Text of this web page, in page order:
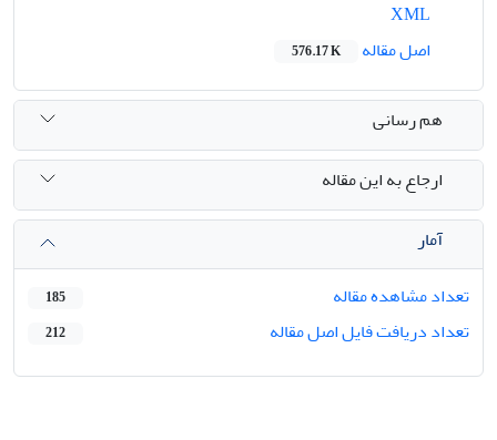
اصل مقاله
576.17 K
هم رسانی
ارجاع به این مقاله
آمار
تعداد مشاهده مقاله
185
تعداد دریافت فایل اصل مقاله 212